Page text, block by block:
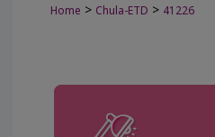
Home > Chula-ETD > 41226